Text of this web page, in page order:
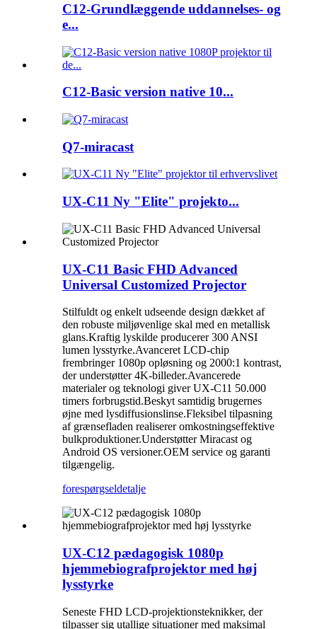
C12-Grundlæggende uddannelses- og
e...
C12-Basic version native 10...
Q7-miracast
UX-C11 Ny "Elite" projekto...
UX-C11 Basic FHD Advanced
Universal Customized Projector
Stilfuldt og enkelt udseende design dækket af
den robuste miljøvenlige skal med en metallisk
glans.Kraftig lyskilde producerer 300 ANSI
lumen lysstyrke.Avanceret LCD-chip
frembringer 1080p opløsning og 2000:1 kontrast,
der understøtter 4K-billeder.Avancerede
materialer og teknologi giver UX-C11 50.000
timers forbrugstid.Beskyt samtidig brugernes
øjne med lysdiffusionslinse.Fleksibel tilpasning
af grænsefladen realiserer omkostningseffektive
bulkproduktioner.Understøtter Miracast og
Android OS versioner.OEM service og garanti
tilgængelig.
forespørgseldetalje
UX-C12 pædagogisk 1080p
hjemmebiografprojektor med høj
lysstyrke
Seneste FHD LCD-projektionsteknikker, der
tilpasser sig utallige situationer med maksimal